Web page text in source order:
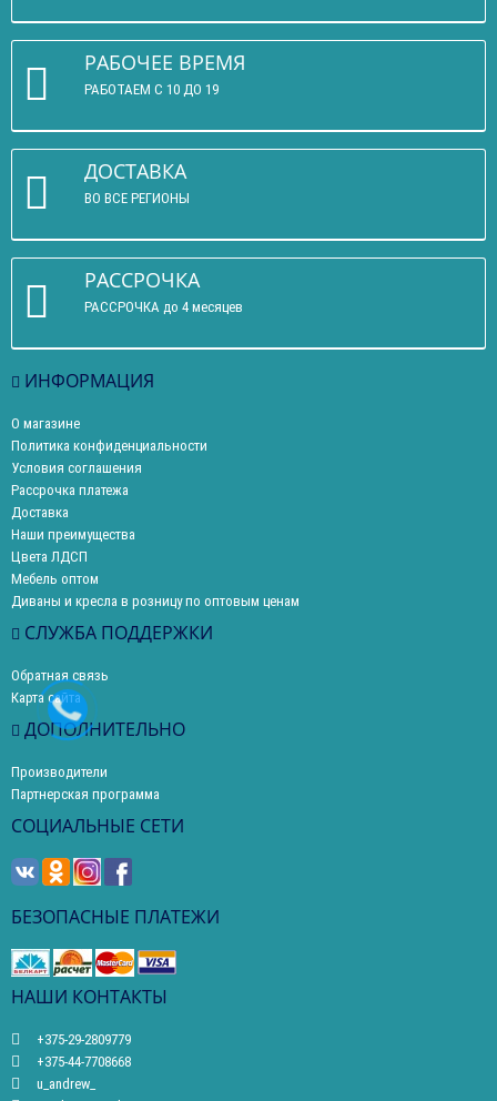
РАБОЧЕЕ ВРЕМЯ
РАБОТАЕМ С 10 ДО 19
ДОСТАВКА
ВО ВСЕ РЕГИОНЫ
РАССРОЧКА
РАССРОЧКА до 4 месяцев
ИНФОРМАЦИЯ
О магазине
Политика конфиденциальности
Условия соглашения
Рассрочка платежа
Доставка
Наши преимущества
Цвета ЛДСП
Мебель оптом
Диваны и кресла в розницу по оптовым ценам
СЛУЖБА ПОДДЕРЖКИ
Обратная связь
Карта сайта
ДОПОЛНИТЕЛЬНО
Производители
Партнерская программа
СОЦИАЛЬНЫЕ СЕТИ
БЕЗОПАСНЫЕ ПЛАТЕЖИ
НАШИ КОНТАКТЫ
+375-29-2809779
+375-44-7708668
u_andrew_